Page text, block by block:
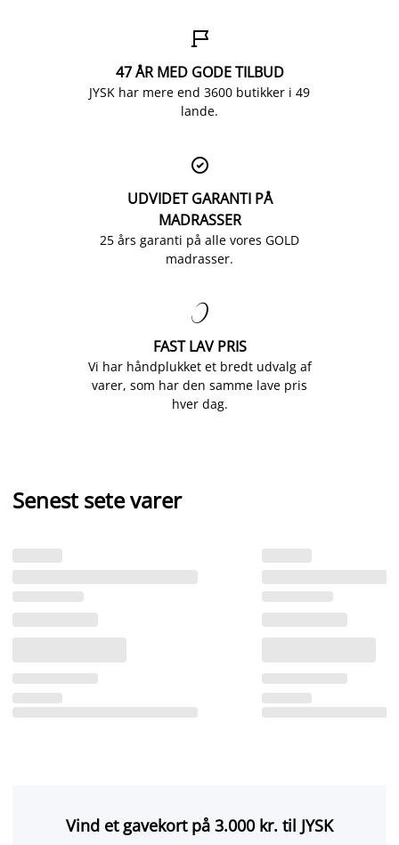

47 ÅR MED GODE TILBUD
JYSK har mere end 3600 butikker i 49
lande.

UDVIDET GARANTI PÅ
MADRASSER
25 års garanti på alle vores GOLD
madrasser.

FAST LAV PRIS
Vi har håndplukket et bredt udvalg af
varer, som har den samme lave pris
hver dag.
Senest sete varer
Vind et gavekort på 3.000 kr. til JYSK